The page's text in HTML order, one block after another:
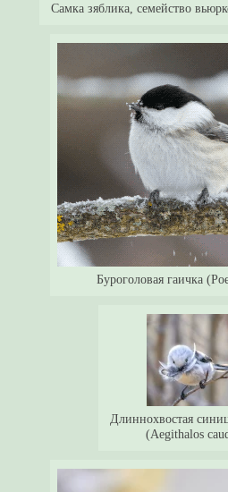
Самка зяблика, семейство
Буроголовая гаичка
Длиннохвостая
(Aegithalos